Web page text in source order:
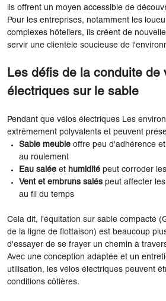
ils offrent un moyen accessible de
Pour les entreprises, notamment les
complexes hôteliers, ils créent de
servir une clientèle soucieuse de
Les défis de la conduite de
électriques sur le sable
Pendant que vélos électriques Les
extrêmement polyvalents et peuvent
Sable meuble offre peu d'adhérence
au roulement
Eau salée et humidité peut corroder
Vent et embruns salés peut affecter
au fil du temps
Cela dit, l'équitation sur sable compacté
de la ligne de flottaison) est beaucoup
d'essayer de se frayer un chemin à
Avec une conception adaptée et un
utilisation, les vélos électriques peuvent
conditions côtières.